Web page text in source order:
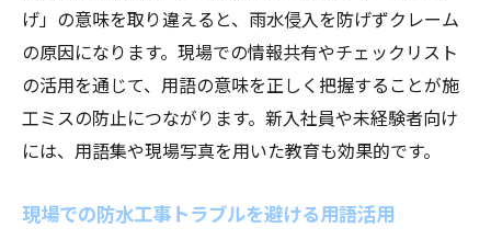
げ」の意味を取り違えると、雨水侵入を防げずクレーム
の原因になります。現場での情報共有やチェックリスト
の活用を通じて、用語の意味を正しく把握することが施
工ミスの防止につながります。新入社員や未経験者向け
には、用語集や現場写真を用いた教育も効果的です。
現場での防水工事トラブルを避ける用語活用